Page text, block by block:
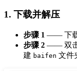
1. 下载并解压
步骤 1 —— 下
步骤 2 —— 双
建 baifen 文件